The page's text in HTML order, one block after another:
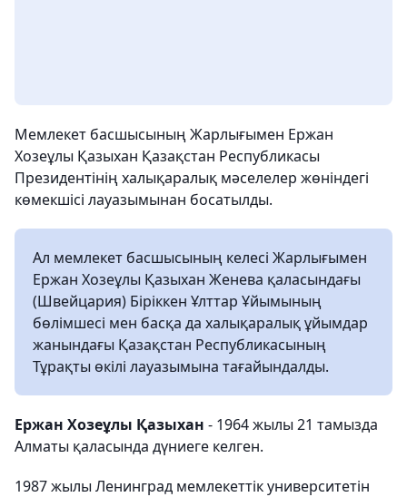
Мемлекет басшысының Жарлығымен Ержан
Хозеұлы Қазыхан Қазақстан Республикасы
Президентінің халықаралық мәселелер жөніндегі
көмекшісі лауазымынан босатылды.
Ал мемлекет басшысының келесі Жарлығымен
Ержан Хозеұлы Қазыхан Женева қаласындағы
(Швейцария) Біріккен Ұлттар Ұйымының
бөлімшесі мен басқа да халықаралық ұйымдар
жанындағы Қазақстан Республикасының
Тұрақты өкілі лауазымына тағайындалды.
Ержан Хозеұлы Қазыхан - 1964 жылы 21 тамызда
Алматы қаласында дүниеге келген.
1987 жылы Ленинград мемлекеттік университетін